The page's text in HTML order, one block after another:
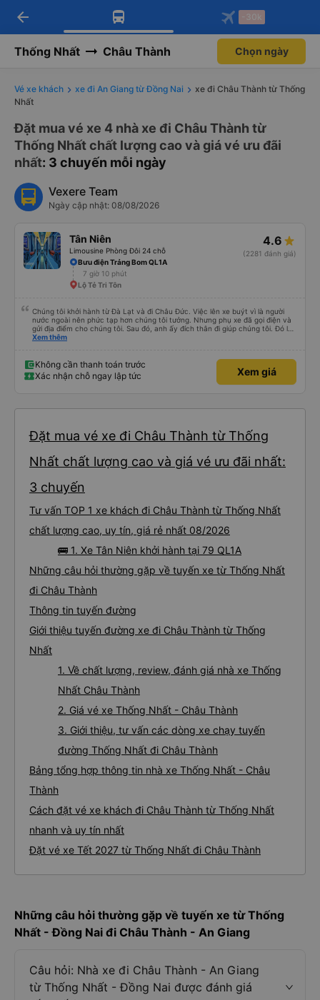
Tải app Vexere ngay!
Nhận ưu đãi thành viên độc
Mở app
Tải app Vexere
-30k/ghế khi đặt vé máy bay qua
Mở app
arrow_back -30k
Thống Nhất Châu Thành Chọn ngày
Vé xe khách xe đi An Giang từ Đồng Nai
xe đi Châu Thành từ Thống
Nhất
Đặt mua vé xe 4 nhà xe đi Châu Thành từ
Thống Nhất chất lượng cao và giá vé ưu đãi
nhất: 3 chuyến mỗi ngày
Vexere Team
Ngày cập nhật: 08/08/2026
Tân Niên
Limousine Phòng Đôi 24 chỗ
4.6
(2281 đánh giá)
Bưu điện Trảng Bom QL1A
7 giờ 10 phút
Lộ Tẻ Tri Tôn
Chúng tôi khởi hành từ Đà Lạt và đi Châu Đức. Việc lên xe buýt vì là người
nước ngoài nên phức tạp hơn chúng tôi tưởng. Nhưng phụ xe đã gọi điện và
gửi địa điểm cho chúng tôi. Sau đó, anh ấy đích thân đi giúp chúng tôi. Đó là
lần đầu tiên đi xe giường nằm với hai đứa trẻ nhỏ khá thú vị. Chúng tôi không
điểm dừng, họ đánh thức chúng tôi dậy và đảm bảo chúng tôi đã sẵn sàng.
Nhìn chung, đó là một trải nghiệm tốt. Mỗi giường đều có gối và chăn, và đủ
chỗ cho 1 người lớn và 1 trẻ em nằm thoải mái.
Xem thêm
Không cần thanh toán trước
Xác nhận chỗ ngay lập tức
Xem giá
Đặt mua vé xe đi Châu Thành từ Thống
Nhất chất lượng cao và giá vé ưu đãi nhất:
3 chuyến
Tư vấn TOP 1 xe khách đi Châu Thành từ Thống Nhất
chất lượng cao, uy tín, giá rẻ nhất 08/2026
🚌 1. Xe Tân Niên khởi hành tại 79 QL1A
Những câu hỏi thường gặp về tuyến xe từ Thống Nhất
đi Châu Thành
Thông tin tuyến đường
Giới thiệu tuyến đường xe đi Châu Thành từ Thống
Nhất
1. Về chất lượng, review, đánh giá nhà xe Thống
Nhất Châu Thành
2. Giá vé xe Thống Nhất - Châu Thành
3. Giới thiệu, tư vấn các dòng xe chạy tuyến
đường Thống Nhất đi Châu Thành
Bảng tổng hợp thông tin nhà xe Thống Nhất - Châu
Thành
Cách đặt vé xe khách đi Châu Thành từ Thống Nhất
nhanh và uy tín nhất
Đặt vé xe Tết 2027 từ Thống Nhất đi Châu Thành
Những câu hỏi thường gặp về tuyến xe từ Thống
Nhất - Đồng Nai đi Châu Thành - An Giang
Câu hỏi: Nhà xe đi Châu Thành - An Giang
từ Thống Nhất - Đồng Nai được đánh giá